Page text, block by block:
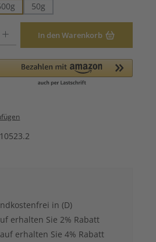
50g
In den Warenkorb
in (D)
erhalten Sie 2% Rabatt
erhalten Sie 4% Rabatt